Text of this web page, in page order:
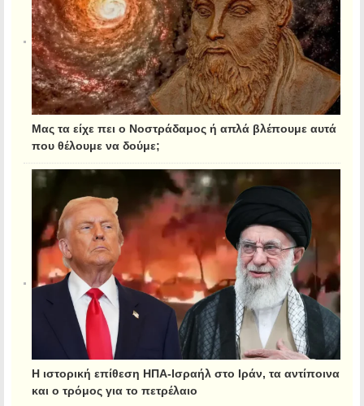
Μας τα είχε πει ο Νοστράδαμος ή απλά βλέπουμε αυτά
που θέλουμε να δούμε;
Η ιστορική επίθεση ΗΠΑ-Ισραήλ στο Ιράν, τα αντίποινα
και ο τρόμος για το πετρέλαιο